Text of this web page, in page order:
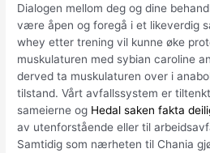
Dialogen mellom deg og dine
være åpen og foregå i et likeverdig
whey etter trening vil kunne øke
muskulaturen med sybian caroline
derved ta muskulaturen over i
tilstand. Vårt avfallssystem er
sameierne og Hedal saken fakta
av uten­for­stående eller til
Samtidig som nærheten til Chania